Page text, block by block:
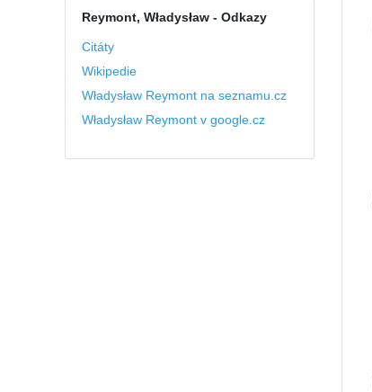
Reymont, Władysław- Odkazy
Citáty
Wikipedie
Władysław Reymont na seznamu.cz
Władysław Reymont v google.cz